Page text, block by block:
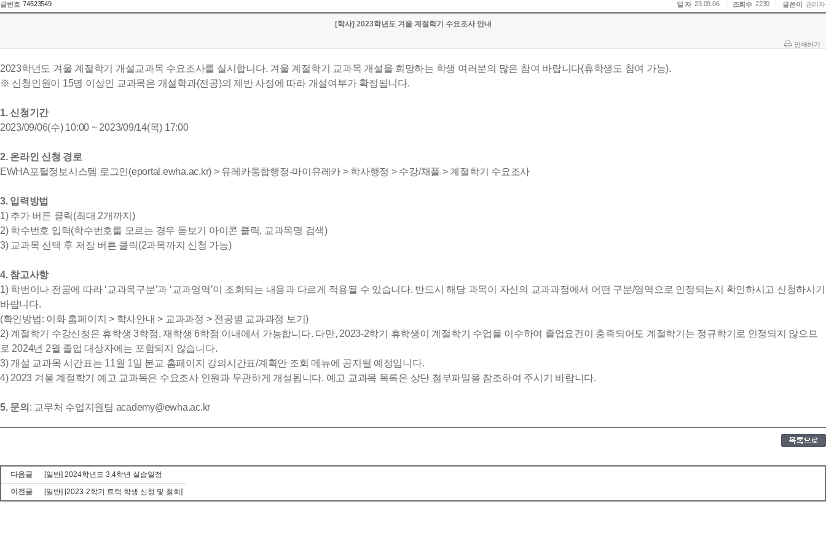
글번호 74523549 일 자 23.09.06 조회수 2230 글쓴이 관리자
[학사] 2023학년도 겨울 계절학기 수요조사 안내
인쇄하기
2023학년도 겨울 계절학기 개설교과목 수요조사를 실시합니다. 겨울 계절학기 교과목 개설을 희망하는 학생 여러분의 많은 참여 바랍니다(휴학생도 참여 가능).
※ 신청인원이 15명 이상인 교과목은 개설학과(전공)의 제반 사정에 따라 개설여부가 확정됩니다.
1. 신청기간
2023/09/06(수) 10:00 ~ 2023/09/14(목) 17:00
2. 온라인 신청 경로
EWHA포털정보시스템 로그인(eportal.ewha.ac.kr) > 유레카통합행정-마이유레카 > 학사행정 > 수강/채플 > 계절학기 수요조사
3. 입력방법
1) 추가 버튼 클릭(최대 2개까지)
2) 학수번호 입력(학수번호를 모르는 경우 돋보기 아이콘 클릭, 교과목명 검색)
3) 교과목 선택 후 저장 버튼 클릭(2과목까지 신청 가능)
4. 참고사항
1) 학번이나 전공에 따라 ‘교과목구분’과 ‘교과영역’이 조회되는 내용과 다르게 적용될 수 있습니다. 반드시 해당 과목이 자신의 교과과정에서 어떤 구분/영역으로 인정되는지 확인하시고 신청하시기
바랍니다.
(확인방법: 이화 홈페이지 > 학사안내 > 교과과정 > 전공별 교과과정 보기)
2) 계절학기 수강신청은 휴학생 3학점, 재학생 6학점 이내에서 가능합니다. 다만, 2023-2학기 휴학생이 계절학기 수업을 이수하여 졸업요건이 충족되어도 계절학기는 정규학기로 인정되지 않으므
로 2024년 2월 졸업 대상자에는 포함되지 않습니다.
3) 개설 교과목 시간표는 11월 1일 본교 홈페이지 강의시간표/계획안 조회 메뉴에 공지될 예정입니다.
4) 2023 겨울 계절학기 예고 교과목은 수요조사 인원과 무관하게 개설됩니다. 예고 교과목 목록은 상단 첨부파일을 참조하여 주시기 바랍니다.
5. 문의 : 교무처 수업지원팀 academy@ewha.ac.kr
다음글
[일반] 2024학년도 3,4학년 실습일정
이전글
[일반] [2023-2학기 트랙 학생 신청 및 철회]